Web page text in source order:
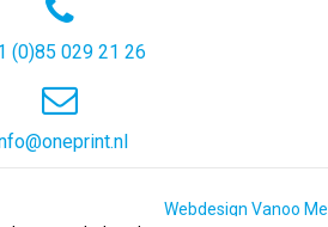
(0)85 029 21 26
Webdesign Vanoo